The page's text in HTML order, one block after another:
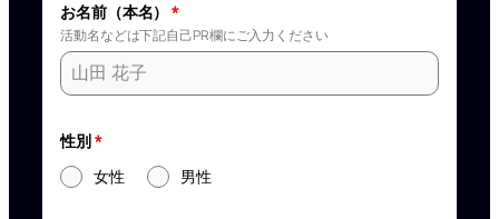
お名前（本名）*
活動名などは下記自己PR欄にご入力ください
性別 *
女性
男性